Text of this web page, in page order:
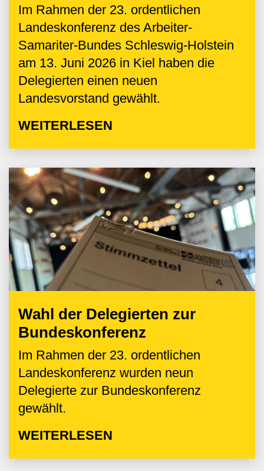
Im Rahmen der 23. ordentlichen
Landeskonferenz des Arbeiter-
Samariter-Bundes Schleswig-Holstein
am 13. Juni 2026 in Kiel haben die
Delegierten einen neuen
Landesvorstand gewählt.
WEITERLESEN
Wahl der Delegierten zur
Bundeskonferenz
Im Rahmen der 23. ordentlichen
Landeskonferenz wurden neun
Delegierte zur Bundeskonferenz
gewählt.
WEITERLESEN